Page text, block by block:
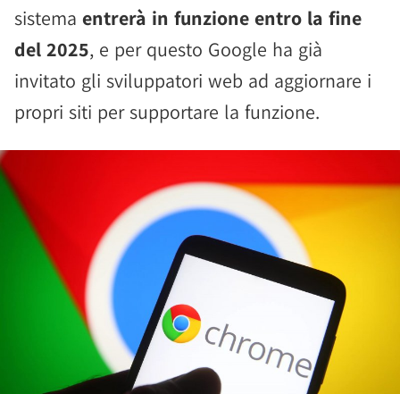
sistema entrerà in funzione entro la fine
del 2025, e per questo Google ha già
invitato gli sviluppatori web ad aggiornare i
propri siti per supportare la funzione.